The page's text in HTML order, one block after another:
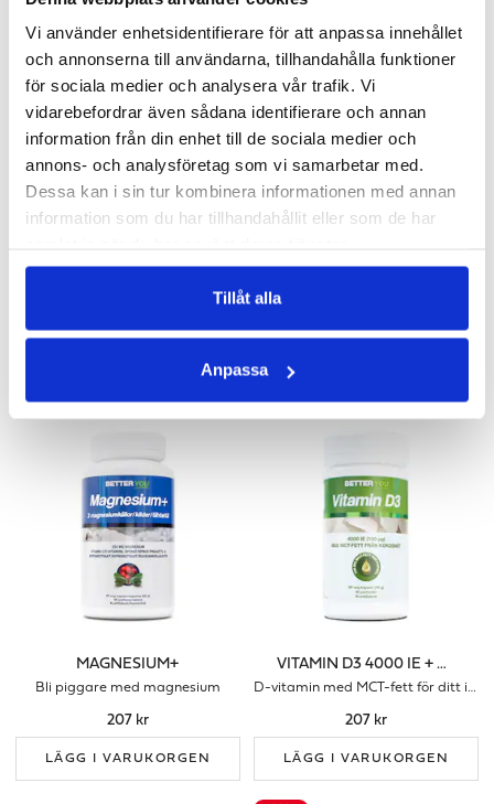
Vi använder enhetsidentifierare för att anpassa innehållet
och annonserna till användarna, tillhandahålla funktioner
för sociala medier och analysera vår trafik. Vi
vidarebefordrar även sådana identifierare och annan
information från din enhet till de sociala medier och
annons- och analysföretag som vi samarbetar med.
Dessa kan i sin tur kombinera informationen med annan
information som du har tillhandahållit eller som de har
Tillåt alla
Anpassa
TAURIN
90 kapslar
Q10 200 MG
ANDRA KÖPTE
MAGNESIUM+
Bli piggare med magnesium
207 kr
LÄGG I VARUKORGEN
VITAMIN D3 4000 IE + MCT-FETT
D-vitamin med MCT-fett för ditt immunförsvar
207 kr
LÄGG I VARUKORGEN